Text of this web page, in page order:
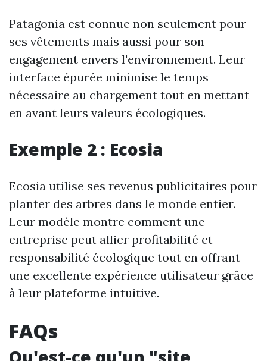
Patagonia est connue non seulement pour
ses vêtements mais aussi pour son
engagement envers l'environnement. Leur
interface épurée minimise le temps
nécessaire au chargement tout en mettant
en avant leurs valeurs écologiques.
Exemple 2 : Ecosia
Ecosia utilise ses revenus publicitaires pour
planter des arbres dans le monde entier.
Leur modèle montre comment une
entreprise peut allier profitabilité et
responsabilité écologique tout en offrant
une excellente expérience utilisateur grâce
à leur plateforme intuitive.
FAQs